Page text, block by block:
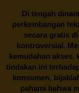
Di tengah
perkembangan
secara gratis di
kontroversial.
kemudahan akses,
tindakan ini
konsumen,
pahami bahwa